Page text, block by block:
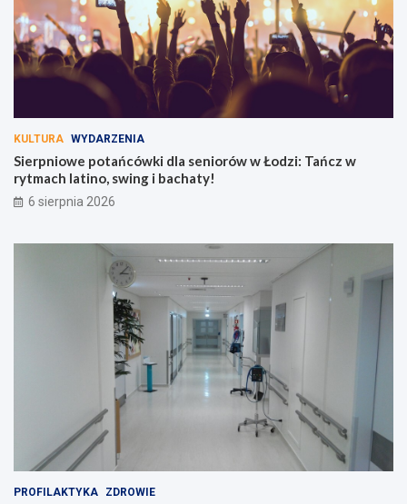
KULTURA WYDARZENIA
Sierpniowe potańcówki dla seniorów w Łodzi: Tańcz w
rytmach latino, swing i bachaty!
6 sierpnia 2026
PROFILAKTYKA ZDROWIE